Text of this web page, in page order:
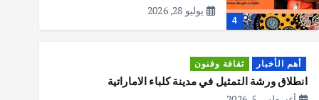
4
يوليو 28, 2026
أهم الأخبار ثقافة وفنون
انطلاق ورشة التمثيل في مدينة كلباء الاماراتية